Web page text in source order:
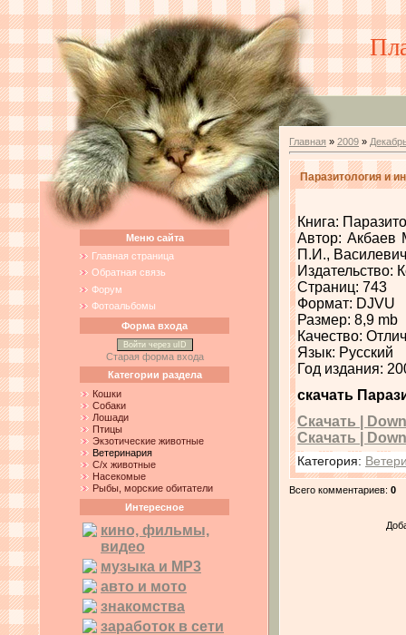
Меню сайта
Главная страница
Обратная связь
Форум
Фотоальбомы
Форма входа
Войти через uID
Старая форма входа
Категории раздела
Кошки
Собаки
Лошади
Птицы
Экзотические животные
Ветеринария
С/х животные
Насекомые
Рыбы, морские обитатели
Интересное
кино, фильмы,
видео
музыка и MP3
авто и мото
знакомства
заработок в сети
Главная » 2009 »
Паразитология и
Книга:
Автор: Акбаев
П.И.,
Издательство:
Страниц: 743
Формат: DJVU
Размер: 8,9 mb
Качество:
Язык: Русский
Год издания:
скачать
Скачать |
Скачать |
Категория:
Всего комментариев: 0